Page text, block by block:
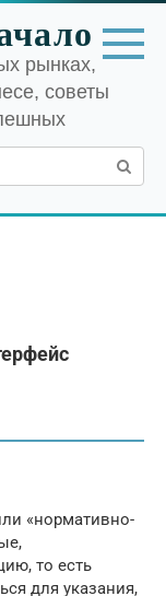
рынках,
советы
«нормативно-
то есть
для указания,